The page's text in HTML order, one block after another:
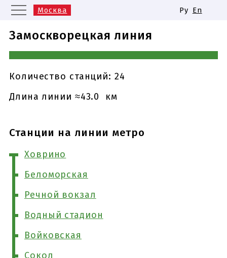
Москва
Казань
Нижний Новгород
Новосибирск
Самара
Одинаковые названия станций
Ру En
Замоскворецкая линия
Количество станций: 24
Длина линии ≈43.0 км
Станции на линии метро
Ховрино
Беломорская
Речной вокзал
Водный стадион
Войковская
Сокол